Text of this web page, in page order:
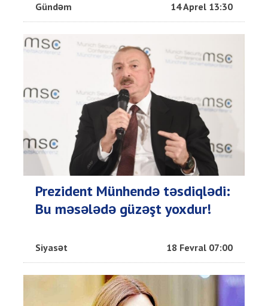
Gündəm 14 Aprel 13:30
Prezident Münhendə təsdiqlədi:
Bu məsələdə güzəşt yoxdur!
Siyasət 18 Fevral 07:00